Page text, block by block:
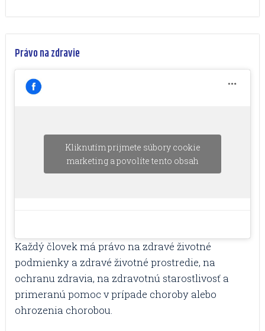
Právo na zdravie
Kliknutím prijmete súbory cookie
marketing a povolíte tento obsah
Každý človek má právo na zdravé životné
podmienky a zdravé životné prostredie, na
ochranu zdravia, na zdravotnú starostlivosť a
primeranú pomoc v prípade choroby alebo
ohrozenia chorobou.